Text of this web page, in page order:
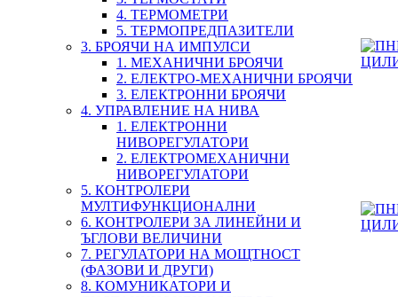
4. ТЕРМОМЕТРИ
5. ТЕРМОПРЕДПАЗИТЕЛИ
3. БРОЯЧИ НА ИМПУЛСИ
1. МЕХАНИЧНИ БРОЯЧИ
2. ЕЛЕКТРО-МЕХАНИЧНИ БРОЯЧИ
3. ЕЛЕКТРОННИ БРОЯЧИ
4. УПРАВЛЕНИЕ НА НИВА
1. ЕЛЕКТРОННИ
НИВОРЕГУЛАТОРИ
2. ЕЛЕКТРОМЕХАНИЧНИ
НИВОРЕГУЛАТОРИ
5. КОНТРОЛЕРИ
МУЛТИФУНКЦИОНАЛНИ
6. КОНТРОЛЕРИ ЗА ЛИНЕЙНИ И
ЪГЛОВИ ВЕЛИЧИНИ
7. РЕГУЛАТОРИ НА МОЩТНОСТ
(ФАЗОВИ И ДРУГИ)
8. КОМУНИКАТОРИ И